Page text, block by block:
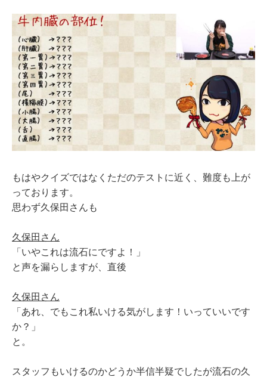
もはやクイズではなくただのテストに近く、難度も上が
っております。
思わず久保田さんも
久保田さん
「いやこれは流石にですよ！」
と声を漏らしますが、直後
久保田さん
「あれ、でもこれ私いける気がします！いっていいです
か？」
と。
スタッフもいけるのかどうか半信半疑でしたが流石の久